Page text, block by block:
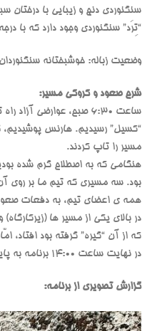
“تِرَد” سنگنوردی وجود دارد که با
وضعیت زباله: خوشبختانه
شرح صعود و کروکی مسیر:
مسیر را تاپ کردند.
بود. سه مسیری که تیم ما بر روی
همه ی اعضای تیم، به دفعات
که از آن “گیره” گرفته بود افتاد،
در نهایت ساعت 14:00 برنامه به پایان رسید.
گزارش تصویری از برنامه: